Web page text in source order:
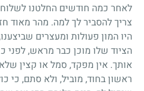
לאחר כמה חודשים החלטנו
צריך להסביר לך למה. מהר מאוד
היו המון פעולות ומעצרים
הציוד שלו מוכן כבר מראש, לפני
אותך. אין מפקד, סמל או קצין
ראשון בחוד, מוביל, ולא סתם, כי